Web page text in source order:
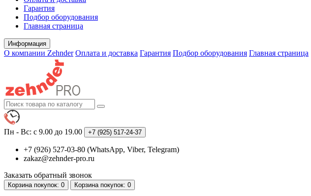
Гарантия
Подбор оборудования
Главная страница
Информация
О компании Zehnder Оплата и доставка Гарантия Подбор оборудования Главная страница
Пн - Вс: с 9.00 до 19.00 +7 (925) 517-24-37
+7 (926) 527-03-80 (WhatsApp, Viber, Telegram)
zakaz@zehnder-pro.ru
Заказать обратный звонок
Корзинапокупок: 0 Корзинапокупок: 0